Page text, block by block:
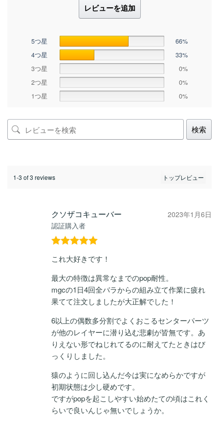
レビューを追加
5つ星
66%
4つ星
33%
3つ星
0%
2つ星
0%
1つ星
0%
検索
1-3 of 3 reviews
クソザコキューバー
認証購入者
2023年1月6日
5段階中
評価
これ大好きです！
最大の特徴は異常なまでのpop耐性。
mgcの1日4回全バラからの組み立て作業に疲れ
果てて注文しましたが大正解でした！
6以上の偶数多分割でよくおこるセンターパーツ
が他のレイヤーに潜り込む悲劇が皆無です。あ
りえない形でねじれてるのに耐えてたときはび
っくりしました。
猿のように回し込んだ今は実になめらかですが
初期状態は少し硬めです。
ですがpopを起こしやすい始めたての頃はこれく
らいで良いんじゃ無いでしょうか。